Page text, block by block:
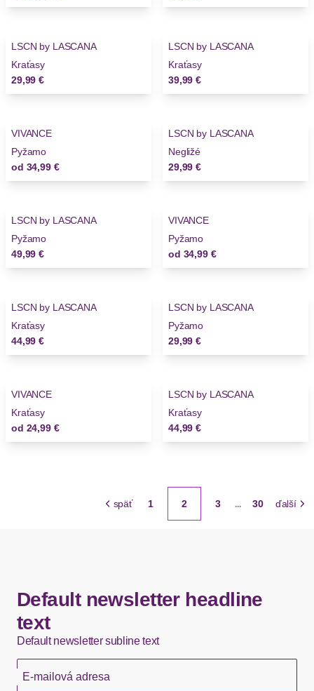
Novinky
LSCN by LASCANA
Kraťasy
29,99 €
Novinky
LSCN by LASCANA
Kraťasy
39,99 €
VIVANCE
Pyžamo
od 34,99 €
Novinky
LSCN by LASCANA
Negližé
29,99 €
Novinky
LSCN by LASCANA
Pyžamo
49,99 €
VIVANCE
Pyžamo
od 34,99 €
Novinky
LSCN by LASCANA
Kraťasy
44,99 €
Novinky
LSCN by LASCANA
Pyžamo
29,99 €
VIVANCE
Kraťasy
od 24,99 €
Novinky
LSCN by LASCANA
Kraťasy
44,99 €
späť 1 2 3 ... 30 ďalší
Default newsletter headline
text
Default newsletter subline text
E-mailová adresa